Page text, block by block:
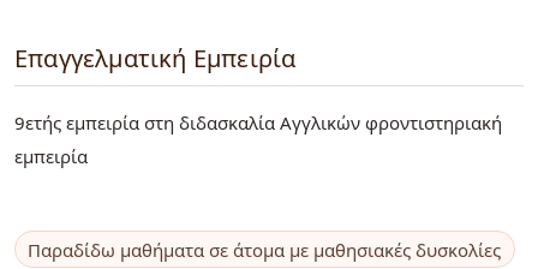
Επαγγελματική Εμπειρία
9ετής εμπειρία στη διδασκαλία Αγγλικών φροντιστηριακή
εμπειρία
Παραδίδω μαθήματα σε άτομα με μαθησιακές δυσκολίες